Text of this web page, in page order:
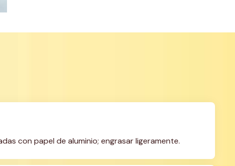
con papel de aluminio; engrasar ligeramente.